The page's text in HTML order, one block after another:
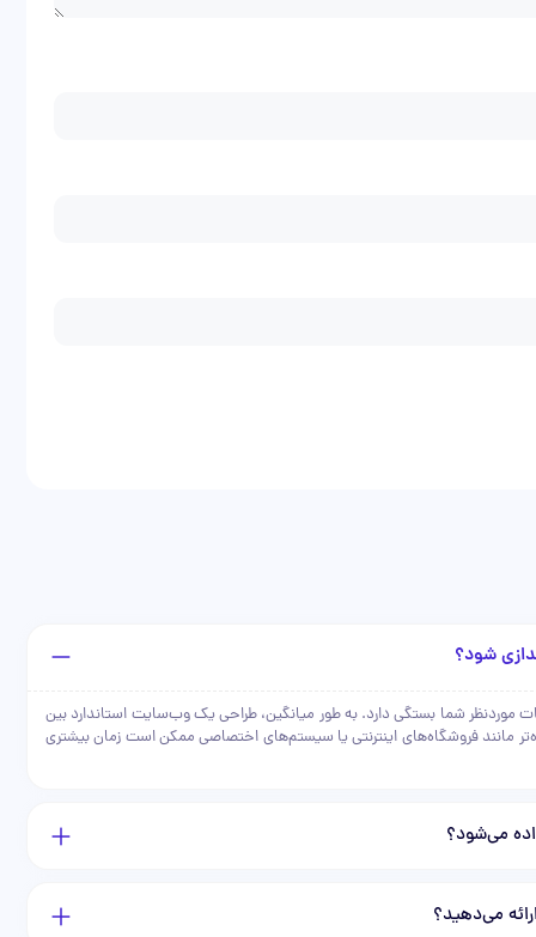
شود؟
موردنظر شما بستگی دارد. به طور میانگین، طراحی یک وب‌سایت استاندارد بین
مانند فروشگاه‌های اینترنتی یا سیستم‌های اختصاصی ممکن است زمان بیشتری
می‌شود؟
می‌دهید؟